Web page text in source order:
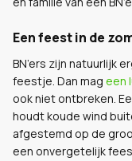
Een feest in de
BN’ers zijn natuurlijk
feestje. Dan mag een
ook niet ontbreken.
houdt koude wind
afgestemd op de
een onvergetelijk